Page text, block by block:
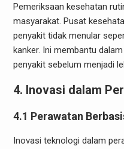
Pemeriksaan kesehatan
masyarakat. Pusat
penyakit tidak menular
kanker. Ini membantu
penyakit sebelum menjadi
4. Inovasi dalam
4.1 Perawatan
Inovasi teknologi dalam